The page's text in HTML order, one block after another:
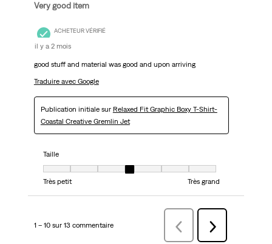
Very good item
ACHETEUR VÉRIFIÉ
il y a 2 mois
good stuff and material was good and upon arriving
Traduire avec Google
Publication initiale sur Relaxed Fit Graphic Boxy T-Shirt-
Coastal Creative Gremlin Jet
Taille
Taille, 4 sur 7, où 1 est égal à Très petit et 7 est égal à Très grand
Très petit
Très grand
1 – 10 sur 13 commentaire Précédentcommentaire
Suivant
commentaire